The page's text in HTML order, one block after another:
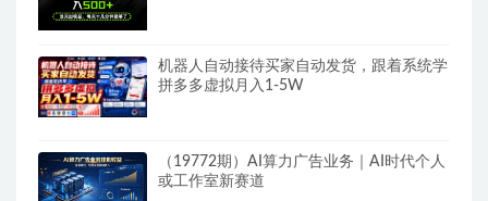
机器人自动接待买家自动发货，跟着系统学
拼多多虚拟月入1-5W
（19772期）AI算力广告业务｜AI时代个人
或工作室新赛道